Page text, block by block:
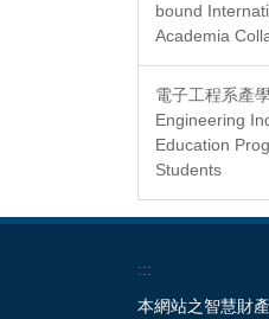
bound
Academia
電子工程系產
Engineering
Education
Students
:::
本網站之智慧財